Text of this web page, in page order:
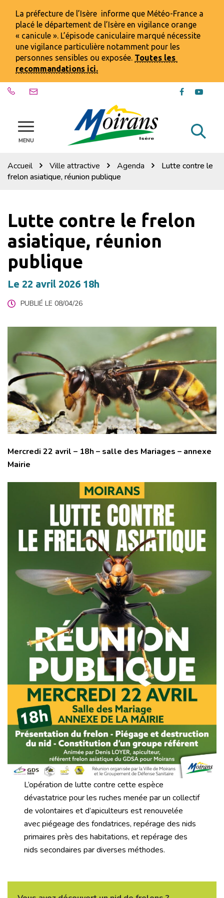
La préfecture de l’Isère informe que Météo-France a
placé le département de l’Isère en vigilance orange
« canicule ». L’épisode caniculaire marqué nécessite
une vigilance particulière notamment pour les
personnes sensibles ou exposée. Toutes les
recommandations ici.
Lien
compte
Facebook
MENU
officiel
la
ville
de
la
Accueil Ville attractive Agenda
Lutte contre le
frelon asiatique, réunion publique
Lutte contre le frelon
asiatique, réunion
publique
Le 22 avril 2026 18h
PUBLIÉ LE 08/04/26
Mercredi 22 avril – 18h – salle des Mariages – annexe
Mairie
L’opération de lutte contre cette espèce
dévastatrice pour les ruches menée par un collectif
de volontaires et d’apiculteurs est renouvelée
avec piégeage des fondatrices, repérage des nids
primaires près des habitations, et repérage des
nids secondaires par diverses méthodes.